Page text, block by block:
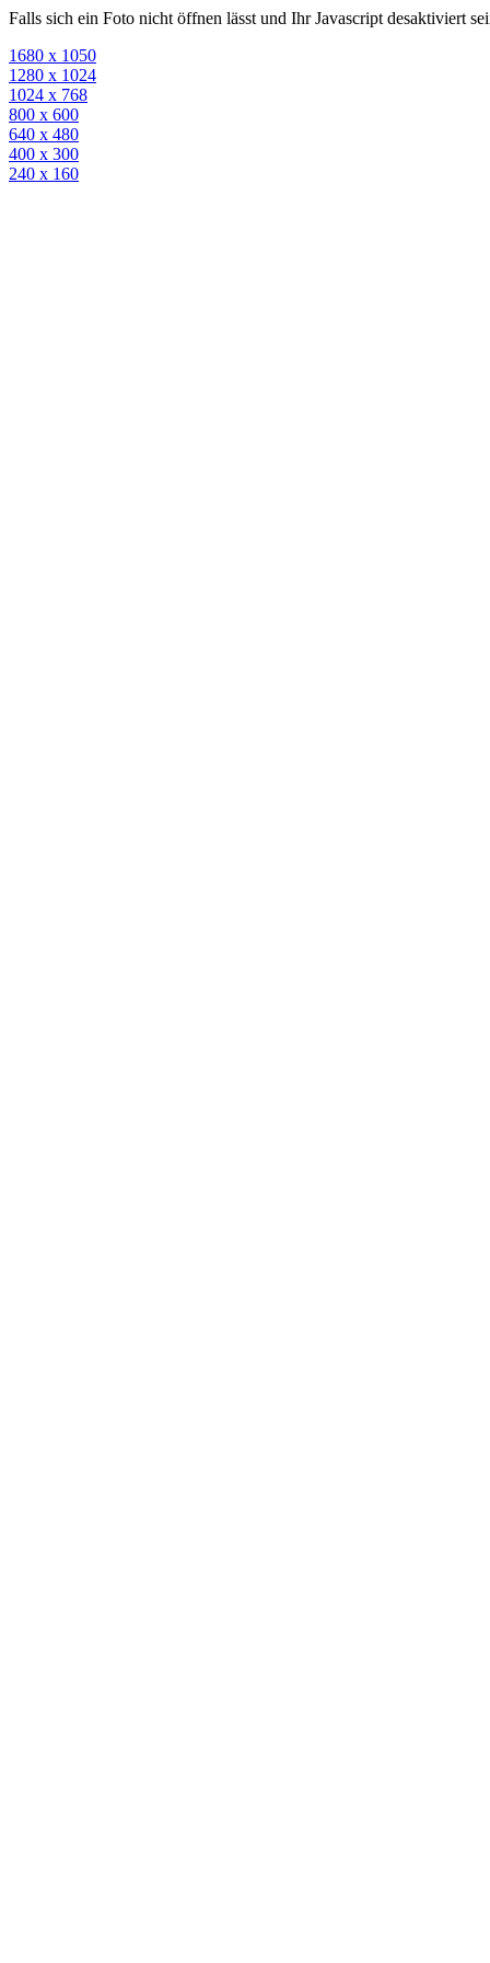
Falls sich ein Foto nicht öffnen lässt und Ihr Javascript desaktiviert
1680 x 1050
1280 x 1024
1024 x 768
800 x 600
640 x 480
400 x 300
240 x 160